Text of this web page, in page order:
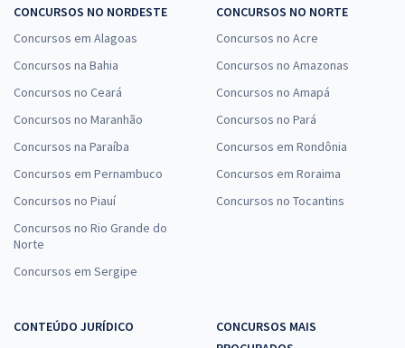
CONCURSOS NO NORDESTE
Concursos em Alagoas
Concursos na Bahia
Concursos no Ceará
Concursos no Maranhão
Concursos na Paraíba
Concursos em Pernambuco
Concursos no Piauí
Concursos no Rio Grande do
Norte
Concursos em Sergipe
CONCURSOS NO NORTE
Concursos no Acre
Concursos no Amazonas
Concursos no Amapá
Concursos no Pará
Concursos em Rondônia
Concursos em Roraima
Concursos no Tocantins
CONTEÚDO JURÍDICO
CONCURSOS MAIS